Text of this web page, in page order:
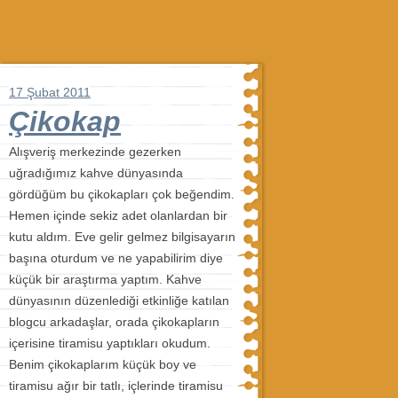
17 Şubat 2011
Çikokap
Alışveriş merkezinde gezerken
uğradığımız kahve dünyasında
gördüğüm bu çikokapları çok beğendim.
Hemen içinde sekiz adet olanlardan bir
kutu aldım. Eve gelir gelmez bilgisayarın
başına oturdum ve ne yapabilirim diye
küçük bir araştırma yaptım. Kahve
dünyasının düzenlediği etkinliğe katılan
blogcu arkadaşlar, orada çikokapların
içerisine tiramisu yaptıkları okudum.
Benim çikokaplarım küçük boy ve
tiramisu ağır bir tatlı, içlerinde tiramisu